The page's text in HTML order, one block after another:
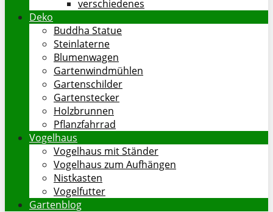
verschiedenes
Deko
Buddha Statue
Steinlaterne
Blumenwagen
Gartenwindmühlen
Gartenschilder
Gartenstecker
Holzbrunnen
Pflanzfahrrad
Vogelhaus
Vogelhaus mit Ständer
Vogelhaus zum Aufhängen
Nistkasten
Vogelfutter
Gartenblog